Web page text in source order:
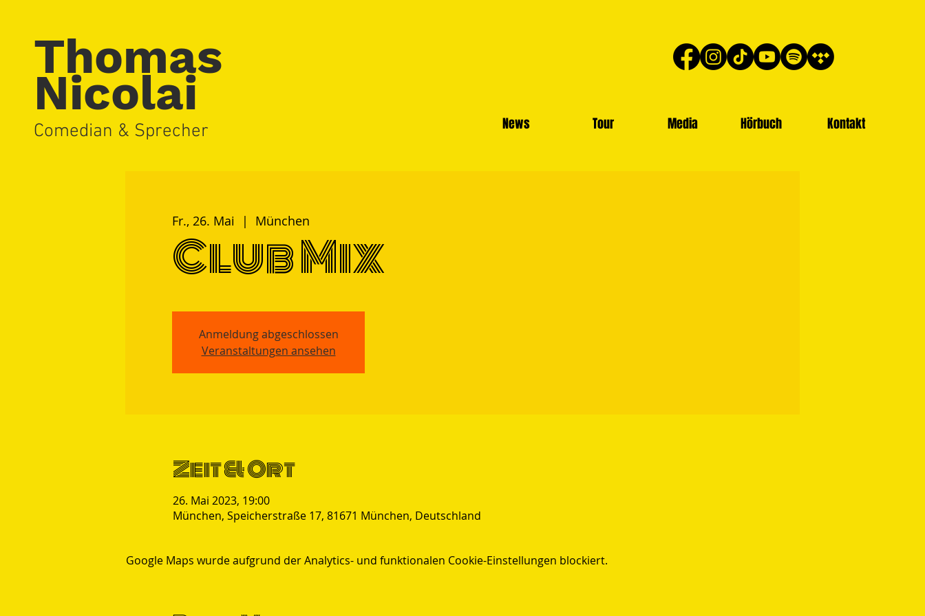
Thomas
Nicolai
Comedian & Sprecher News Tour Media Hörbuch Kontakt
Fr., 26. Mai
  |
München
Club Mix
Anmeldung abgeschlossen
Veranstaltungen ansehen
Zeit & Ort
26. Mai 2023, 19:00
München, Speicherstraße 17, 81671 München, Deutschland
Google Maps wurde aufgrund der Analytics- und funktionalen Cookie-Einstellungen blockiert.